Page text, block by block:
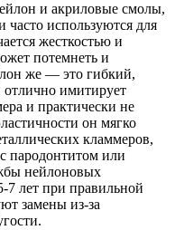
и акриловые смолы,
используются для
жесткостью и
потемнеть и
же — это гибкий,
отлично имитирует
и практически не
он мягко
кламмеров,
пародонтитом или
нейлоновых
7 лет при правильной
замены из-за